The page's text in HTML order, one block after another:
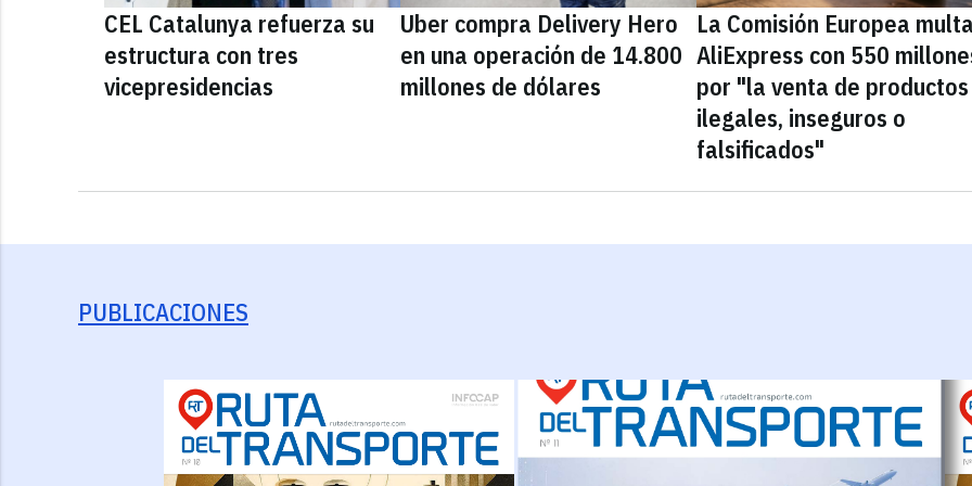
CEL Catalunya refuerza su
estructura con tres
vicepresidencias
Uber compra Delivery Hero
en una operación de 14.800
millones de dólares
La Comisión Europea
AliExpress con 550
por "la venta de productos
ilegales, inseguros o
falsificados"
PUBLICACIONES